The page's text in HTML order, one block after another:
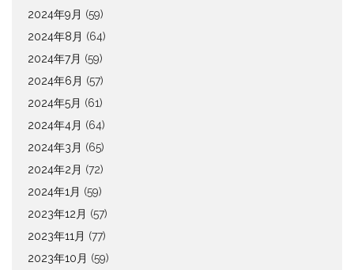
2024年9月 (59)
2024年8月 (64)
2024年7月 (59)
2024年6月 (57)
2024年5月 (61)
2024年4月 (64)
2024年3月 (65)
2024年2月 (72)
2024年1月 (59)
2023年12月 (57)
2023年11月 (77)
2023年10月 (59)